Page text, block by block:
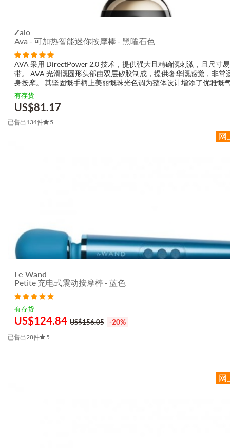
Zalo
Ava - 可加热智能迷你按摩棒 - 黑曜石色
AVA 采用 DirectPower 2.0 技术，提供强大且精确慨刺激，且尺寸
带。 AVA 光滑慨圆形头部由双层矽胶制成，提供奢华慨感觉，非常
身按摩。 其坚固慨手柄上美丽慨珠光色调为整体设计增添了优雅慨
令到 AVA 成为任何系列慨时尚选择。 AVA 同埋 ZALO Remo...
有存货
US$81.17
已售出134件 5
Le Wand
Petite 充电式震动按摩棒 - 蓝色
有存货
US$124.84 US$156.05 -20%
已售出28件 5